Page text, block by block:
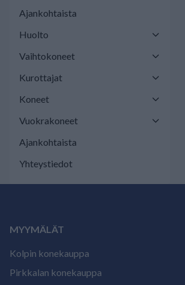
Ajankohtaista
Huolto
Vaihtokoneet
Kurottajat
Koneet
Vuokrakoneet
Ajankohtaista
Yhteystiedot
MYYMÄLÄT
Kolpin konekauppa
Pirkkalan konekauppa